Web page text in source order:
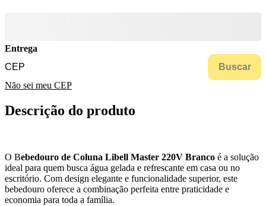
Entrega
Buscar
Não sei meu CEP
Descrição do produto
O Bebedouro de Coluna Libell Master 220V Branco é a solução
ideal para quem busca água gelada e refrescante em casa ou no
escritório. Com design elegante e funcionalidade superior, este
bebedouro oferece a combinação perfeita entre praticidade e
economia para toda a família.